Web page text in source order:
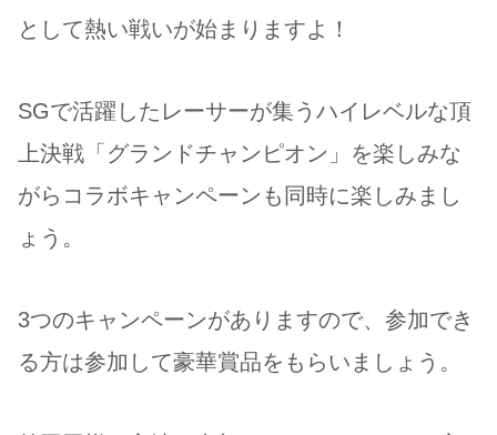
として熱い戦いが始まりますよ！
SGで活躍したレーサーが集うハイレベルな頂
上決戦「グランドチャンピオン」を楽しみな
がらコラボキャンペーンも同時に楽しみまし
ょう。
3つのキャンペーンがありますので、参加でき
る方は参加して豪華賞品をもらいましょう。